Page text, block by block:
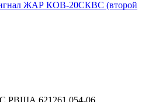
РВША.621261.054-06